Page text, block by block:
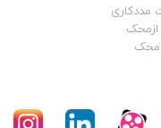
مددکاری
ازمحک
محک